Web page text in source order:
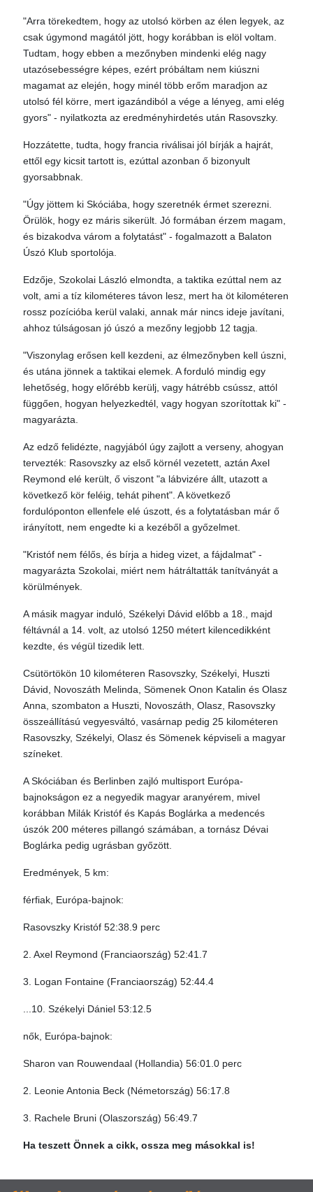
"Arra törekedtem, hogy az utolsó körben az élen legyek, az
csak úgymond magától jött, hogy korábban is elöl voltam.
Tudtam, hogy ebben a mezőnyben mindenki elég nagy
utazósebességre képes, ezért próbáltam nem kiúszni
magamat az elején, hogy minél több erőm maradjon az
utolsó fél körre, mert igazándiból a vége a lényeg, ami elég
gyors" - nyilatkozta az eredményhirdetés után Rasovszky.
Hozzátette, tudta, hogy francia riválisai jól bírják a hajrát,
ettől egy kicsit tartott is, ezúttal azonban ő bizonyult
gyorsabbnak.
"Úgy jöttem ki Skóciába, hogy szeretnék érmet szerezni.
Örülök, hogy ez máris sikerült. Jó formában érzem magam,
és bizakodva várom a folytatást" - fogalmazott a Balaton
Úszó Klub sportolója.
Edzője, Szokolai László elmondta, a taktika ezúttal nem az
volt, ami a tíz kilométeres távon lesz, mert ha öt kilométeren
rossz pozícióba kerül valaki, annak már nincs ideje javítani,
ahhoz túlságosan jó úszó a mezőny legjobb 12 tagja.
"Viszonylag erősen kell kezdeni, az élmezőnyben kell úszni,
és utána jönnek a taktikai elemek. A forduló mindig egy
lehetőség, hogy előrébb kerülj, vagy hátrébb csússz, attól
függően, hogyan helyezkedtél, vagy hogyan szorítottak ki" -
magyarázta.
Az edző felidézte, nagyjából úgy zajlott a verseny, ahogyan
tervezték: Rasovszky az első körnél vezetett, aztán Axel
Reymond elé került, ő viszont "a lábvizére állt, utazott a
következő kör feléig, tehát pihent". A következő
fordulóponton ellenfele elé úszott, és a folytatásban már ő
irányított, nem engedte ki a kezéből a győzelmet.
"Kristóf nem félős, és bírja a hideg vizet, a fájdalmat" -
magyarázta Szokolai, miért nem hátráltatták tanítványát a
körülmények.
A másik magyar induló, Székelyi Dávid előbb a 18., majd
féltávnál a 14. volt, az utolsó 1250 métert kilencedikként
kezdte, és végül tizedik lett.
Csütörtökön 10 kilométeren Rasovszky, Székelyi, Huszti
Dávid, Novoszáth Melinda, Sömenek Onon Katalin és Olasz
Anna, szombaton a Huszti, Novoszáth, Olasz, Rasovszky
összeállítású vegyesváltó, vasárnap pedig 25 kilométeren
Rasovszky, Székelyi, Olasz és Sömenek képviseli a magyar
színeket.
A Skóciában és Berlinben zajló multisport Európa-
bajnokságon ez a negyedik magyar aranyérem, mivel
korábban Milák Kristóf és Kapás Boglárka a medencés
úszók 200 méteres pillangó számában, a tornász Dévai
Boglárka pedig ugrásban győzött.
Eredmények, 5 km:
férfiak, Európa-bajnok:
Rasovszky Kristóf 52:38.9 perc
2. Axel Reymond (Franciaország) 52:41.7
3. Logan Fontaine (Franciaország) 52:44.4
...10. Székelyi Dániel 53:12.5
nők, Európa-bajnok:
Sharon van Rouwendaal (Hollandia) 56:01.0 perc
2. Leonie Antonia Beck (Németország) 56:17.8
3. Rachele Bruni (Olaszország) 56:49.7
Ha teszett Önnek a cikk, ossza meg másokkal is!